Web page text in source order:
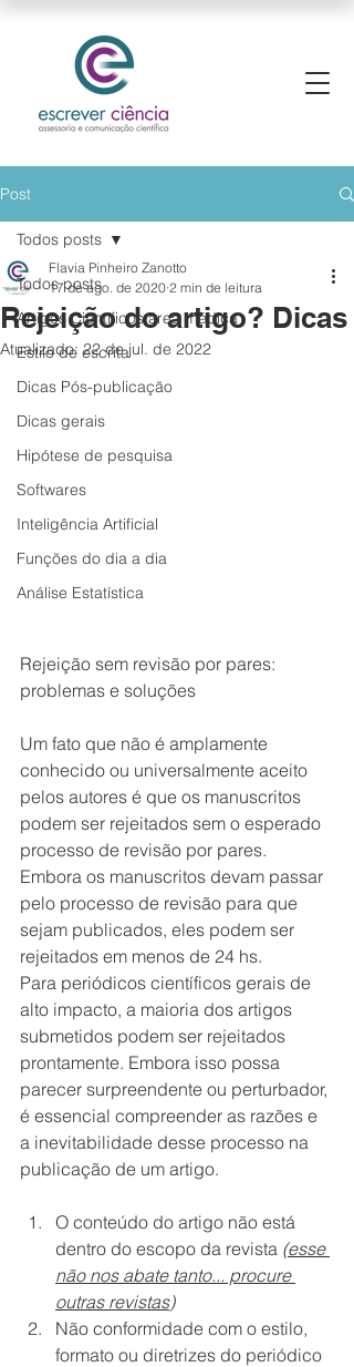
Post
Todos posts
Artigos Científicos área médica
Estilo de escrita
Dicas Pós-publicação
Dicas gerais
Hipótese de pesquisa
Softwares
Inteligência Artificial
Funções do dia a dia
Análise Estatística
Todos posts
Rejeição do artigo? Dicas
Flavia Pinheiro Zanotto
17 de ago. de 2020 2 min de leitura
Atualizado:22 de jul. de 2022
Rejeição sem revisão por pares:
problemas e soluções
Um fato que não é amplamente
conhecido ou universalmente aceito
pelos autores é que os manuscritos
podem ser rejeitados sem o esperado
processo de revisão por pares.
Embora os manuscritos devam passar
pelo processo de revisão para que
sejam publicados, eles podem ser
rejeitados em menos de 24 hs.
Para periódicos científicos gerais de
alto impacto, a maioria dos artigos
submetidos podem ser rejeitados
prontamente. Embora isso possa
parecer surpreendente ou perturbador,
é essencial compreender as razões e
a inevitabilidade desse processo na
publicação de um artigo.
O conteúdo do artigo não está
dentro do escopo da revista (esse
não nos abate tanto... procure
outras revistas)
Não conformidade com o estilo,
formato ou diretrizes do periódico